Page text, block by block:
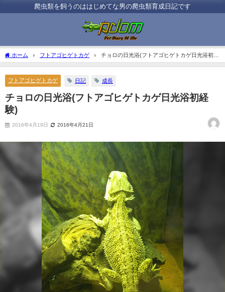
爬虫類を飼うのははじめてな男の爬虫類育成日記です
ホーム フトアゴヒゲトカゲ
チョロの日光浴(フトアゴヒゲトカゲ日光浴初経
験)
フトアゴヒゲトカゲ 日記 成長
チョロの日光浴(フトアゴヒゲトカゲ日光浴初経
験)
2016年4月19日 2016年4月21日